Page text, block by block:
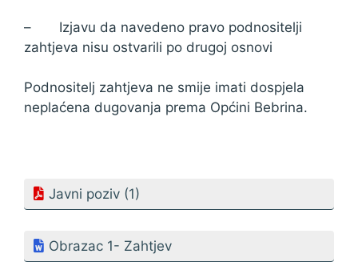
– Izjavu da navedeno pravo podnositelji
zahtjeva nisu ostvarili po drugoj osnovi
Podnositelj zahtjeva ne smije imati dospjela
neplaćena dugovanja prema Općini Bebrina.
Javni poziv (1)
Obrazac 1- Zahtjev